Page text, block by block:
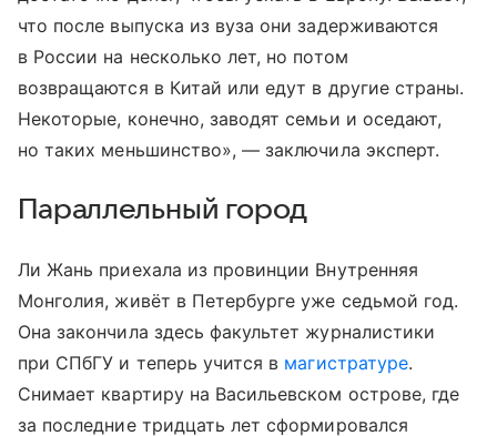
что после выпуска из вуза они задерживаются
в России на несколько лет, но потом
возвращаются в Китай или едут в другие страны.
Некоторые, конечно, заводят семьи и оседают,
но таких меньшинство», — заключила эксперт.
Параллельный город
Ли Жань приехала из провинции Внутренняя
Монголия, живёт в Петербурге уже седьмой год.
Она закончила здесь факультет журналистики
при СПбГУ и теперь учится в магистратуре.
Снимает квартиру на Васильевском острове, где
за последние тридцать лет сформировался